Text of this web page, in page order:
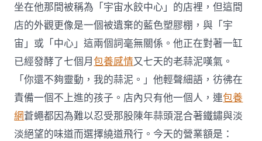
坐在他那間被稱為「宇宙水餃中心」的店裡，但這間
店的外觀更像是一個被遺棄的藍色塑膠棚，與「宇
宙」或「中心」這兩個詞毫無關係。他正在對著一缸
已經發酵了七個月包養感情又七天的老蒜泥嘆氣。
「你還不夠靈動，我的蒜泥。」他輕聲細語，彷彿在
責備一個不上進的孩子。店內只有他一個人，連包養
網蒼蠅都因為難以忍受那股陳年蒜頭混合著鐵鏽與淡
淡絕望的味道而選擇繞道飛行。今天的營業額是：